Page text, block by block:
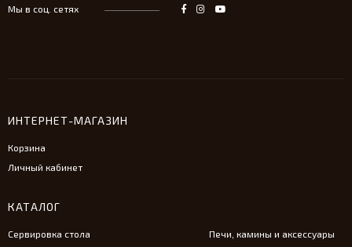
Мы в соц. сетях
ИНТЕРНЕТ-МАГАЗИН
Корзина
Личный кабинет
КАТАЛОГ
Сервировка стола
Печи, камины и аксессуары